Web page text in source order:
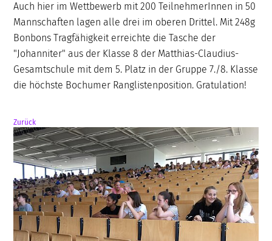
Auch hier im Wettbewerb mit 200 TeilnehmerInnen in 50
Mannschaften lagen alle drei im oberen Drittel. Mit 248g
Bonbons Tragfähigkeit erreichte die Tasche der
"Johanniter" aus der Klasse 8 der Matthias-Claudius-
Gesamtschule mit dem 5. Platz in der Gruppe 7./8. Klasse
die höchste Bochumer Ranglistenposition. Gratulation!
Zurück